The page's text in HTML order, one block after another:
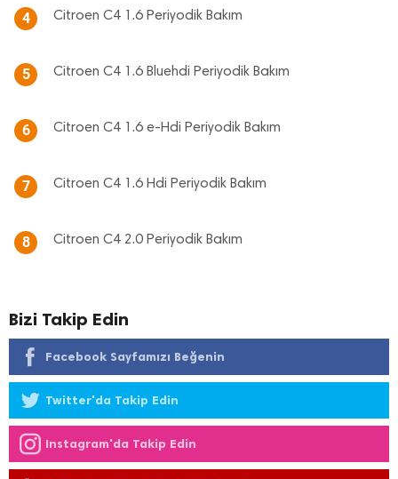
4 Citroen C4 1.6 Periyodik Bakım
5 Citroen C4 1.6 Bluehdi Periyodik Bakım
6 Citroen C4 1.6 e-Hdi Periyodik Bakım
7 Citroen C4 1.6 Hdi Periyodik Bakım
8 Citroen C4 2.0 Periyodik Bakım
Bizi Takip Edin
Facebook Sayfamızı Beğenin
Twitter'da Takip Edin
Instagram'da Takip Edin